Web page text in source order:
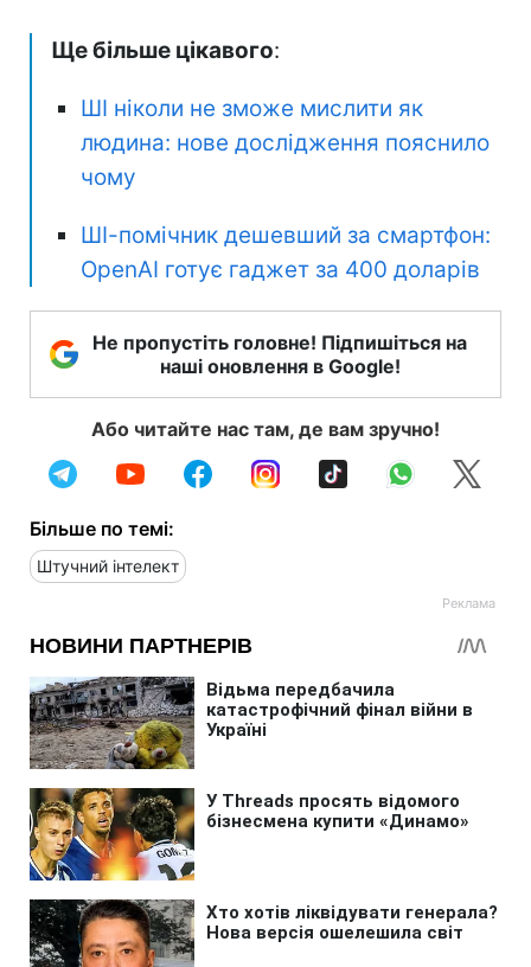
Ще більше цікавого:
ШІ ніколи не зможе мислити як
людина: нове дослідження пояснило
чому
ШІ-помічник дешевший за смартфон:
OpenAI готує гаджет за 400 доларів
Не пропустіть головне! Підпишіться на
наші оновлення в Google!
Або читайте нас там, де вам зручно!
Більше по темі:
Штучний інтелект